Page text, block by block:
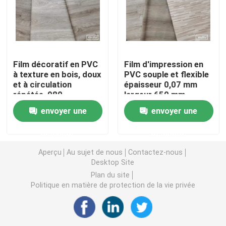
Film auto-adhésif de PVC
film de meubles de PVC
Plancher de LVT
plancher de planche de PVC
Plancher de vinyle de peau et de bâton
Plancher en bois de vinyle
Film décoratif en PVC
à texture en bois, doux
et à circulation
répétée, 980
mm/1270 mm
envoyer une
Film d'impression en
PVC souple et flexible
épaisseur 0,07 mm
largeur 650 mm
envoyer une
Aperçu Au sujet de nous
Contactez-nous
Desktop Site
Plan du site
Politique en matière de protection de la vie privée